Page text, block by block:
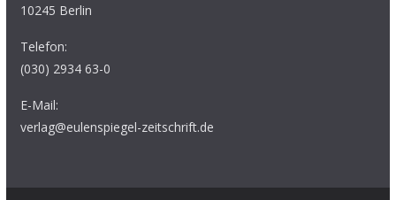
10245 Berlin
Telefon:
(030) 2934 63-0
E-Mail:
verlag@eulenspiegel-zeitschrift.de